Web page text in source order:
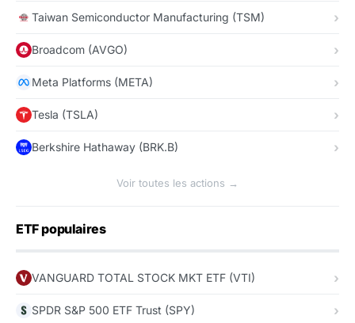
Taiwan Semiconductor Manufacturing (TSM)
Broadcom (AVGO)
Meta Platforms (META)
Tesla (TSLA)
Berkshire Hathaway (BRK.B)
Voir toutes les actions →
ETF populaires
VANGUARD TOTAL STOCK MKT ETF (VTI)
SPDR S&P 500 ETF Trust (SPY)